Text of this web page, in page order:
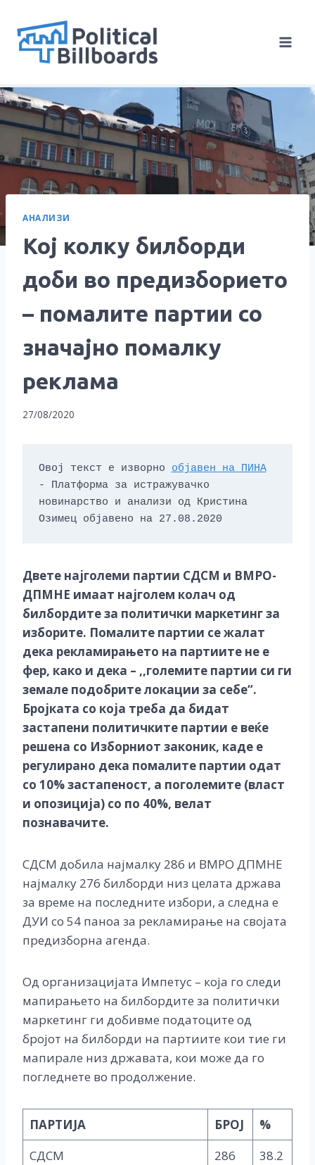
content
АНАЛИЗИ
Кој колку билборди
доби во предизборието
– помалите партии со
значајно помалку
реклама
27/08/2020
Овој текст е изворно објавен на ПИНА
- Платформа за истражувачко
новинарство и анализи од Кристина
Озимец објавено на 27.08.2020
Двете најголеми партии СДСМ и ВМРО-
ДПМНЕ имаат најголем колач од
билбордите за политички маркетинг за
изборите. Помалите партии се жалат
дека рекламирањето на партиите не е
фер, како и дека – ,,големите партии си ги
земале подобрите локации за себе“.
Бројката со која треба да бидат
застапени политичките партии е веќе
решена со Изборниот законик, каде е
регулирано дека помалите партии одат
со 10% застапеност, а поголемите (власт
и опозиција) со по 40%, велат
познавачите.
СДСМ добила најмалку 286 и ВМРО ДПМНЕ
најмалку 276 билборди низ целата држава
за време на последните избори, а следна е
ДУИ со 54 паноа за рекламирање на својата
предизборна агенда.
Од организацијата Импетус – која го следи
мапирањето на билбордите за политички
маркетинг ги добивме податоците од
бројот на билборди на партиите кои тие ги
мапирале низ државата, кои може да го
погледнете во продолжение.
ПАРТИЈА БРОЈ
%
СДСМ
286
38.2